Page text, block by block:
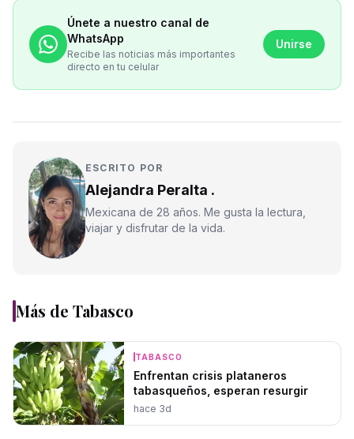
Únete a nuestro canal de
WhatsApp
Recibe las noticias más importantes
directo en tu celular
Unirse
ESCRITO POR
Alejandra Peralta .
Mexicana de 28 años. Me gusta la lectura,
viajar y disfrutar de la vida.
Más de Tabasco
TABASCO
Enfrentan crisis plataneros
tabasqueños, esperan resurgir
hace 3d